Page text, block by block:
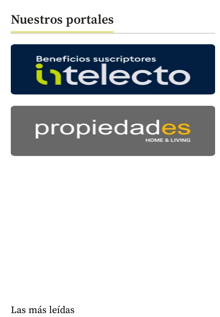
Nuestros portales
Las más leídas